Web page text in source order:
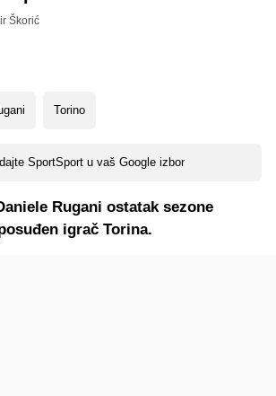
Škorić
Torino
SportSport u vaš Google izbor
Rugani ostatak sezone
igrač Torina.